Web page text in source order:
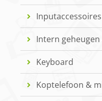
Inputaccessoires
Intern geheugen
Keyboard
Koptelefoon &